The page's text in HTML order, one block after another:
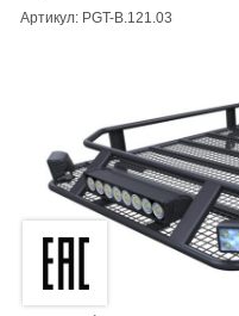
Артикул: PGT-B.121.03